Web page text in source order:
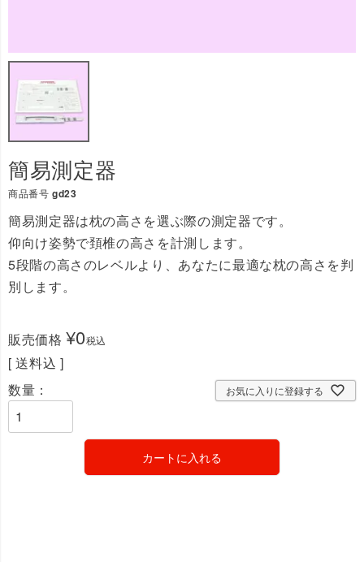
簡易測定器
商品番号 gd23
簡易測定器は枕の高さを選ぶ際の測定器です。
仰向け姿勢で頚椎の高さを計測します。
5段階の高さのレベルより、あなたに最適な枕の高さを判
別します。
販売価格 ¥0税込
送料込
お気に入りに登録する
カートに入れる